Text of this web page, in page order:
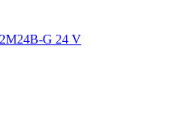
G 24 V